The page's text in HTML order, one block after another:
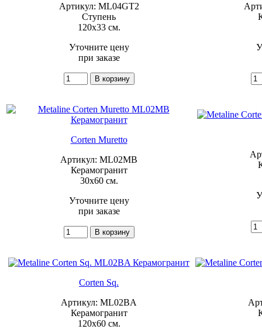
Артикул: ML04GT2
Ступень
120x33 см.
Уточните цену
при заказе
Corten Muretto
Артикул: ML02MB
Керамогранит
30x60 см.
Уточните цену
при заказе
Corten Sq.
Артикул: ML02BA
Керамогранит
120x60 см.